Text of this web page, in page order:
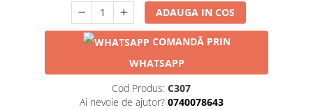
ADAUGA IN COS
COMANDĂ PRIN
WHATSAPP
Cod Produs: C307
Ai nevoie de ajutor? 0740078643